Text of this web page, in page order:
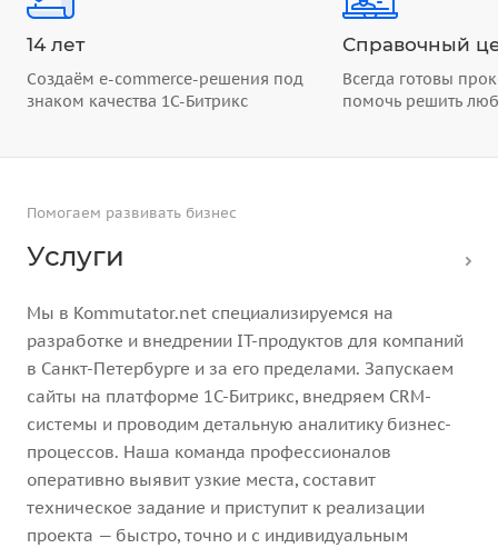
14 лет
Создаём e-commerce-решения под
знаком качества 1С-Битрикс
Справочный
Всегда готовы
помочь решить
Помогаем развивать бизнес
Услуги
Мы в Kommutator.net специализируемся на
разработке и внедрении IT-продуктов для компаний
в Санкт-Петербурге и за его пределами. Запускаем
сайты на платформе 1С-Битрикс, внедряем CRM-
системы и проводим детальную аналитику бизнес-
процессов. Наша команда профессионалов
оперативно выявит узкие места, составит
техническое задание и приступит к реализации
проекта — быстро, точно и с индивидуальным